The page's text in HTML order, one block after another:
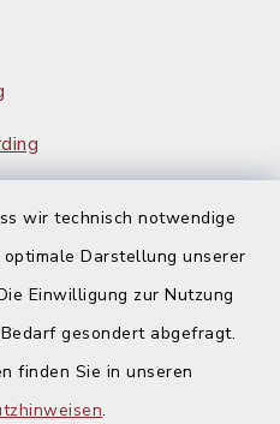
wir technisch notwendige
Darstellung unserer
Einwilligung zur Nutzung
gesondert abgefragt.
finden Sie in unseren
.